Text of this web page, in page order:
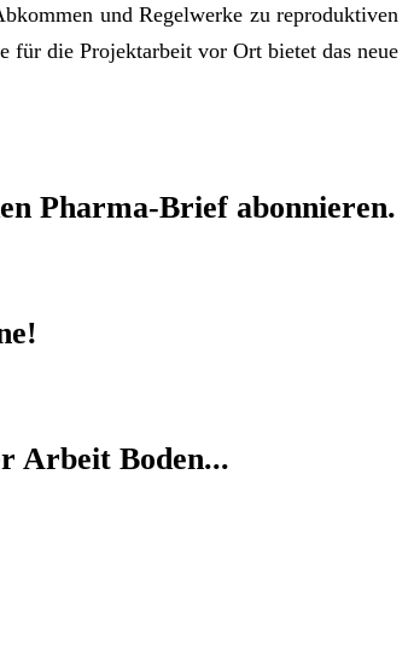
und Regelwerke zu reproduktiven
für die Projektarbeit vor Ort bietet das neue
Pharma-Brief abonnieren.
Arbeit Boden...